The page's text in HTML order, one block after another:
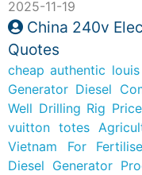
2025-11-19
China 240v
Quotes
cheap authentic
Generator Diesel
Well Drilling Rig
vuitton totes
Vietnam For
Diesel Generator